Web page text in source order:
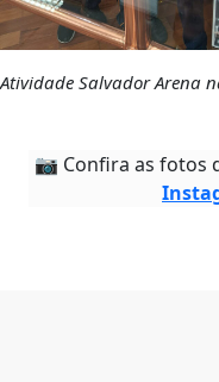
Atividade Salvador Arena
📷 Confira as fotos